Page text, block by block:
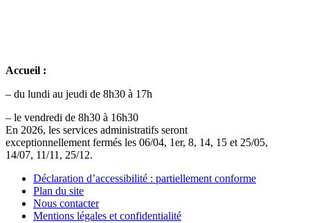
Accueil :
– du lundi au jeudi de 8h30 à 17h
– le vendredi de 8h30 à 16h30
En 2026, les services administratifs seront
exceptionnellement fermés les 06/04, 1er, 8, 14, 15 et 25/05,
14/07, 11/11, 25/12.
Déclaration d’accessibilité : partiellement conforme
Plan du site
Nous contacter
Mentions légales et confidentialité